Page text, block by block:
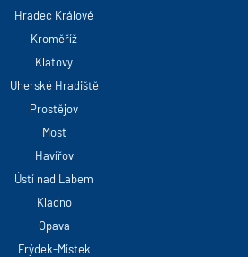
Hradec Králové
Kroměříž
Klatovy
Uherské Hradiště
Prostějov
Most
Havířov
Ústí nad Labem
Kladno
Opava
Frýdek-Místek